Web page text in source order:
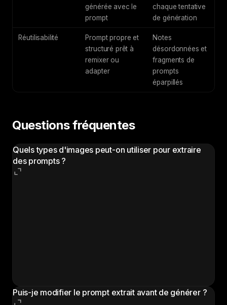
générée avec le
prompt
chaque tentative
de génération
Réutilisabilité
Prompt propre et
structuré prêt à
remixer ou
adapter
Notes
désordonnées et
fragments de
prompts
éparpillés
Questions fréquentes
Quels types d'images peut-on utiliser pour extraire
des prompts ?
Puis-je modifier le prompt extrait avant de générer ?